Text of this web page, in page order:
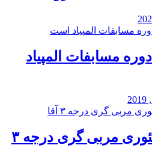
مسابفات المپیاد
کلاس تئوری مربی گری درجه ۳